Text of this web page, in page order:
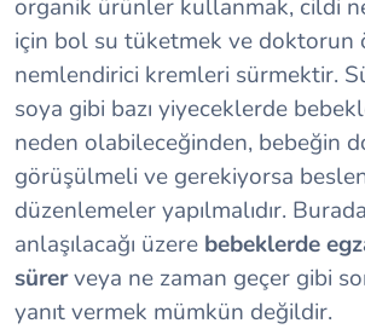
organik ürünler kullanmak, cildi
için bol su tüketmek ve doktorun
nemlendirici kremleri sürmektir.
soya gibi bazı yiyeceklerde
neden olabileceğinden, bebeğin
görüşülmeli ve gerekiyorsa
düzenlemeler yapılmalıdır.
anlaşılacağı üzere bebeklerde
sürerveya ne zaman geçer gibi
yanıt vermek mümkün değildir.